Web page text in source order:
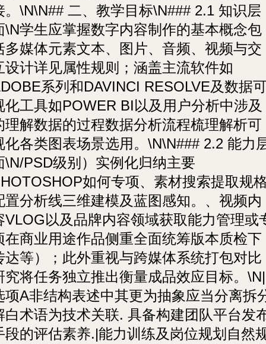
。\N\N## 二、教学目标\N### 2.1 知识层
\N学生应掌握数字内容制作的基本概念包
多媒体元素文本、图片、音频、视频与交
设计详见属性规则；涵盖主流软件如
系列和DAVINCI RESOLVE及数据
化工具如POWER BI以及用户分析中涉及
理解数据的过程数据分析流程梳理解析可
化各类图表场景选用。\N\N### 2.2 能力
\N/PSD级别）实例化归纳主要
如何专项、素材搜索提取规
置分析线三维建模及蓝图感知。、视频内
VLOG以及品牌内容领域获取能力管理或
在商业用途作品侧重全面统筹版本质检下
达等）；此外重视与跨媒体系统打包对比
究将任务独立推出衡量成品效应目标。\N|
项A非结构表述中其更为抽象应当分离拆
白术语为技术关联. 具备构建团队平台发
段的评估素养.|能力训练及岗位规划自然